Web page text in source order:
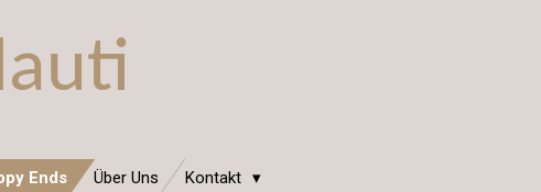
Ends Über Uns Kontakt